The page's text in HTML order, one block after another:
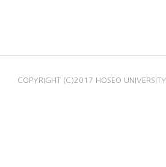
COPYRIGHT (C)2017 HOSEO